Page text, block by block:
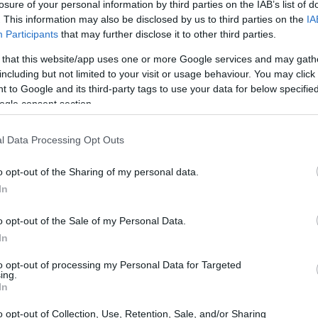
of your personal information by third parties on the IAB’s list of
This information may also be disclosed by us to third parties on the
Participants that may further disclose it to other third parties.
that this website/app uses one or more Google services and may
but not limited to your visit or usage behaviour. You may
to Google and its third-party tags to use your data for below
consent section.
Data Processing Opt Outs
opt-out of the Sharing of my personal data.
opt-out of the Sale of my Personal Data.
opt-out of processing my Personal Data for Targeted
opt-out of Collection, Use, Retention, Sale, and/or Sharing
της Ιόνιας Γης
Συνεργασία σε εκπαιδευτικό, επιστημονικό και
Σύμπραξης της Περιφέρειας Ιονίων Νήσων και του
και Ιστορικής Κληρονομιάς του Ιονίου
πρωτογενή τομέα
29 ΑΥΓΟΎΣΤΟΥ 2020/14:27
Γαλιατσάτος: «Σε εξέλιξη
στην ΑΝ.Α.Σ.Α»
Ούτε ένα, ούτε δύο, αλλά 30 έργα αποκατάστασης
Πολιτιστικής Αρχαιολογικής & Εκκλησιαστικής
προϋπολογισμού 66 εκατ.€, «τρέχουν» μετά από
Αρχής, υπογραμμίζει ο πρώην Περιφερειάρχης